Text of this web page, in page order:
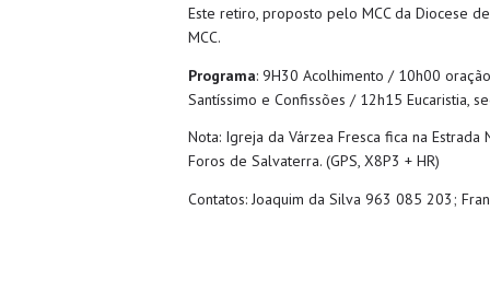
Este retiro, proposto pelo MCC da Diocese
MCC.
Programa: 9H30 Acolhimento / 10h00
Santíssimo e Confissões / 12h15 Eucaristia,
Nota: Igreja da Várzea Fresca fica na
Foros de Salvaterra. (GPS, X8P3 + HR)
Contatos: Joaquim da Silva 963 085 203;